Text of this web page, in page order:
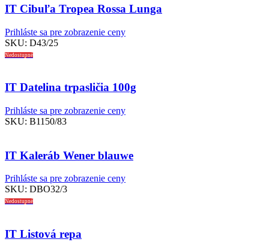
IT Cibuľa Tropea Rossa Lunga
Prihláste sa pre zobrazenie ceny
SKU: D43/25
Nedostupné
IT Datelina trpasličia 100g
Prihláste sa pre zobrazenie ceny
SKU: B1150/83
IT Kaleráb Wener blauwe
Prihláste sa pre zobrazenie ceny
SKU: DBO32/3
Nedostupné
IT Listová repa